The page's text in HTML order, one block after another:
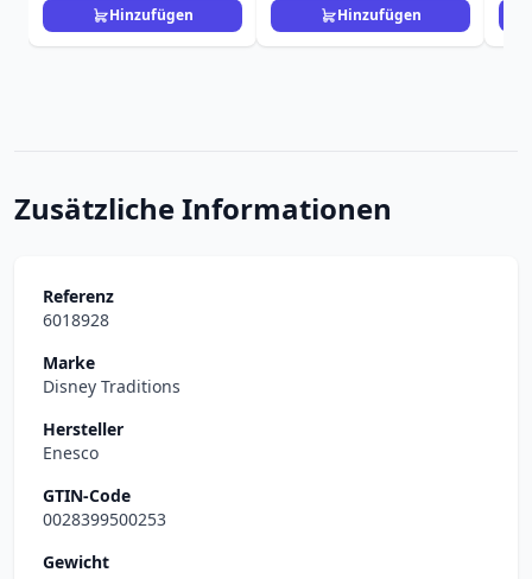
Hinzufügen Hinzufügen
Zusätzliche Informationen
Referenz
6018928
Marke
Disney Traditions
Hersteller
Enesco
GTIN-Code
0028399500253
Gewicht